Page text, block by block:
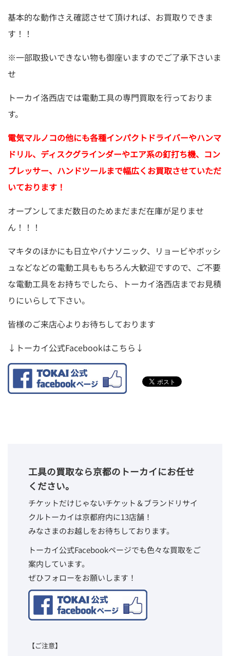
基本的な動作さえ確認させて頂ければ、お買取りできま
す！！
※一部取扱いできない物も御座いますのでご了承下さいま
せ
トーカイ洛西店では電動工具の専門買取を行っておりま
す。
電気マルノコの他にも各種インパクトドライバーやハンマ
ドリル、ディスクグラインダーやエア系の釘打ち機、コン
プレッサー、ハンドツールまで幅広くお買取させていただ
いております！
オープンしてまだ数日のためまだまだ在庫が足りませ
ん！！！
マキタのほかにも日立やパナソニック、リョービやボッシ
ュなどなどの電動工具ももちろん大歓迎ですので、ご不要
な電動工具をお持ちでしたら、トーカイ洛西店までお見積
りにいらして下さい。
皆様のご来店心よりお待ちしております
↓トーカイ公式Facebookはこちら↓
工具の買取なら京都のトーカイにお任せ
ください。
チケットだけじゃないチケット＆ブランドリサイ
クルトーカイは京都府内に13店舗！
みなさまのお越しをお待ちしております。
トーカイ公式Facebookページでも色々な買取をご
案内しています。
ぜひフォローをお願いします！
【ご注意】